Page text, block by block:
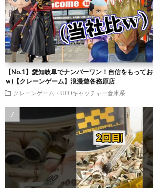
【No.1】愛知岐阜でナンバーワン！自信をもって
ｗ)【クレーンゲーム】浪漫遊各務原店
クレーンゲーム・UFOキャッチャー倉庫系